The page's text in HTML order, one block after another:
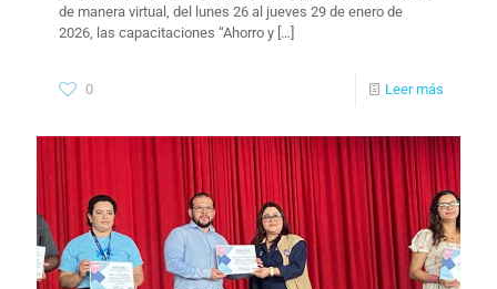
de manera virtual, del lunes 26 al jueves 29 de enero de
2026, las capacitaciones “Ahorro y […]
0 Leer más